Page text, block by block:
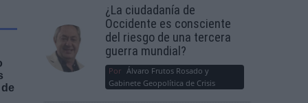
¿La ciudadanía de
Occidente es consciente
del riesgo de una tercera
guerra mundial?
Por Álvaro Frutos Rosado y
Gabinete Geopolítica de Crisis